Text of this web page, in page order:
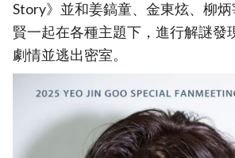
Story》並和姜鎬童、金東炫、柳
賢一起在各種主題下，進行解謎發
劇情並逃出密室。